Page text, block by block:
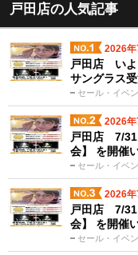
戸田店の人気記事
2026
セール・イベ
戸田店 い
サングラス
2026
セール・イベ
戸田店 7/31
会】 を開催
2026
セール・イベ
戸田店 7/31
会】 を開催